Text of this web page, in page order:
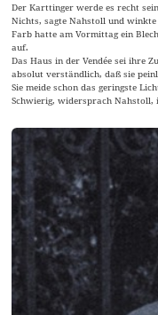
Der Karttinger werde es recht
Nichts, sagte Nahstoll und
Farb hatte am Vormittag ein
auf.
Das Haus in der Vendée sei ihre
absolut verständlich, daß sie
Sie meide schon das geringste
Schwierig, widersprach